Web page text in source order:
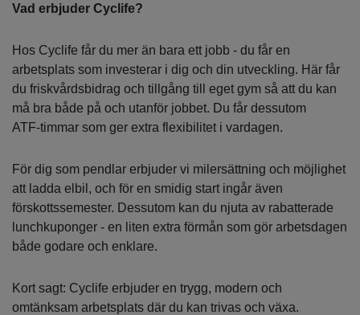
Vad erbjuder Cyclife?
Hos Cyclife får du mer än bara ett jobb - du får en
arbetsplats som investerar i dig och din utveckling. Här får
du friskvårdsbidrag och tillgång till eget gym så att du kan
må bra både på och utanför jobbet. Du får dessutom
ATF‑timmar som ger extra flexibilitet i vardagen.
För dig som pendlar erbjuder vi milersättning och möjlighet
att ladda elbil, och för en smidig start ingår även
förskottssemester. Dessutom kan du njuta av rabatterade
lunchkuponger - en liten extra förmån som gör arbetsdagen
både godare och enklare.
Kort sagt: Cyclife erbjuder en trygg, modern och
omtänksam arbetsplats där du kan trivas och växa.